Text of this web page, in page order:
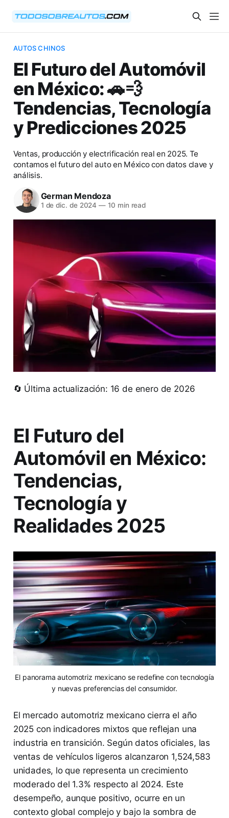
AUTOS CHINOS
El Futuro del Automóvil
en México: 🚗💨
Tendencias, Tecnología
y Predicciones 2025
Ventas, producción y electrificación real en 2025. Te
contamos el futuro del auto en México con datos clave y
análisis.
German Mendoza
1 de dic. de 2024 — 10 min read
🔄 Última actualización: 16 de enero de 2026
El Futuro del
Automóvil en México:
Tendencias,
Tecnología y
Realidades 2025
El panorama automotriz mexicano se redefine con tecnología
y nuevas preferencias del consumidor.
El mercado automotriz mexicano cierra el año
2025 con indicadores mixtos que reflejan una
industria en transición. Según datos oficiales, las
ventas de vehículos ligeros alcanzaron 1,524,583
unidades, lo que representa un crecimiento
moderado del 1.3% respecto al 2024. Este
desempeño, aunque positivo, ocurre en un
contexto global complejo y bajo la sombra de